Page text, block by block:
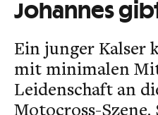
Johannes
Ein junger Kalser
mit minimalen
Leidenschaft an
Motocross-Szene.